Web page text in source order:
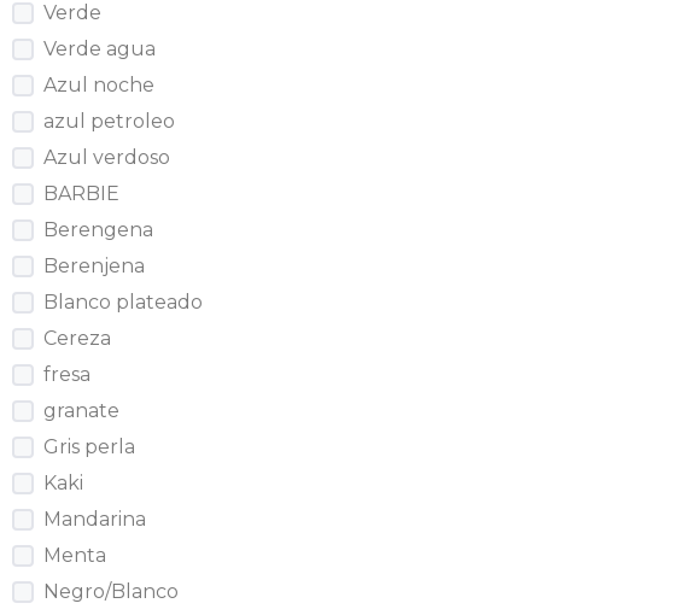
Verde
Verde agua
Azul noche
azul petroleo
Azul verdoso
BARBIE
Berengena
Berenjena
Blanco plateado
Cereza
fresa
granate
Gris perla
Kaki
Mandarina
Menta
Negro/Blanco